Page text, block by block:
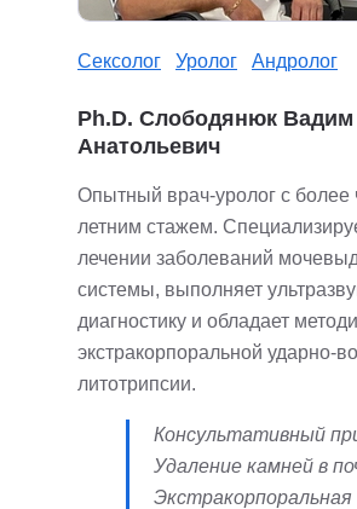
Сексолог Уролог Андролог
Ph.D. Слободянюк Вадим
Анатольевич
Опытный врач-уролог с более
летним стажем.
лечении заболеваний
системы, выполняет
диагностику и обладает
экстракорпоральной ударно-
литотрипсии.
Консультативный
Удаление камней в
Экстракорпоральная